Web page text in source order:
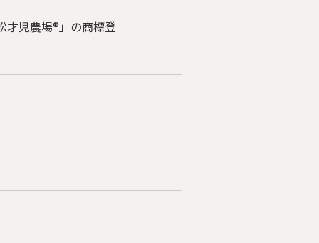
才児農場®」の商標登